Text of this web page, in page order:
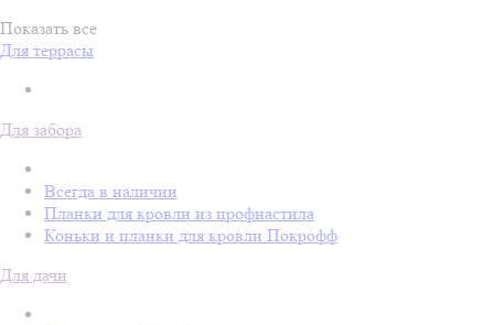
Показать все
Для террасы
Для забора
Всегда в наличии
Планки для кровли из профнастила
Коньки и планки для кровли Покрофф
Для дачи